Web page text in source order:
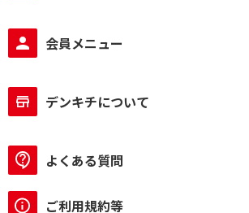
会員メニュー
デンキチについて
よくある質問
ご利用規約等